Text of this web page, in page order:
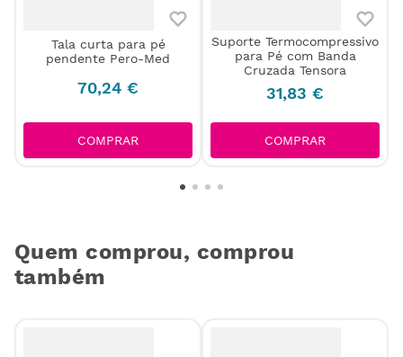
Tala curta para pé
pendente Pero-Med
70,24 €
COMPRAR
Suporte Termocompressivo
para Pé com Banda
Cruzada Tensora
31,83 €
COMPRAR
Quem comprou, comprou
também